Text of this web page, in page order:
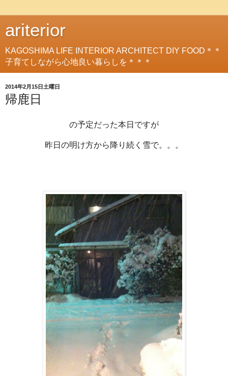
ariterior
KAGOSHIMA LIFE INTERIOR ARCHITECT DIY FOOD＊＊
子育てしながら心地良い暮らしを＊＊＊
2014年2月15日土曜日
帰鹿日
の予定だった本日ですが
昨日の明け方から降り続く雪で。。。